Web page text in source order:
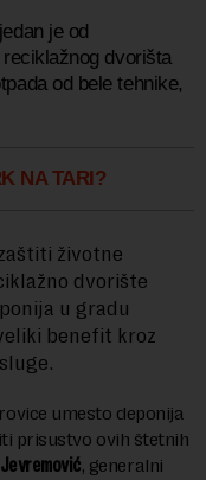
je od
dvorišta
od bele tehnike,
NA TARI?
životne
dvorište
u gradu
benefit kroz
umesto deponija
prisustvo ovih štetnih
, generalni